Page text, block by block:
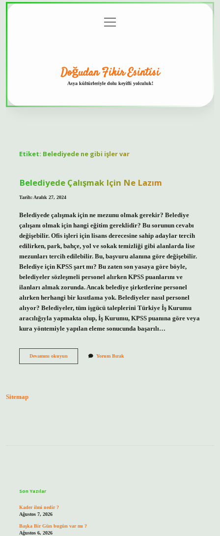
menüyü
aç
Doğudan Fikir Esintisi
Asya kültürleriyle dolu keyifli yolculuk!
Etiket: Belediyede ne gibi işler var
Belediyede Çalışmak Için Ne Lazım
Tarih: Aralık 27, 2024
Belediyede çalışmak için ne mezunu olmak gerekir? Belediye
çalışanı olmak için hangi eğitim gereklidir? Bu sorunun cevabı
değişebilir. Ofis işleri için lisans derecesine sahip adaylar tercih
edilirken, park, bahçe, yol ve sokak temizliği gibi alanlarda lise
mezunları tercih edilebilir. Bu, başvuru alanına göre değişebilir.
Belediye için KPSS şart mı? Bu zaten son yasaya göre böyle,
belediyeler sözleşmeli personel alırken KPSS puanlarını ve
ilanları almak zorunda. Ancak belediye şirketlerine personel
alırken herhangi bir kısıtlama yok. Belediyeler nasıl personel
alıyor? Belediyeler, tüm işgücü taleplerini Türkiye İş Kurumu
aracılığıyla yapmakta olup, İş Kurumu, KPSS puanına göre veya
kura yöntemiyle yapılan eleme sonucunda başarılı…
Devamını okuyunBelediyede
Yorum Bırak
Sitemap
Son Yazılar
Kader ilmi nedir ?
Ağustos 7, 2026
Başka Bir Gün bugün var mı ?
Ağustos 6, 2026